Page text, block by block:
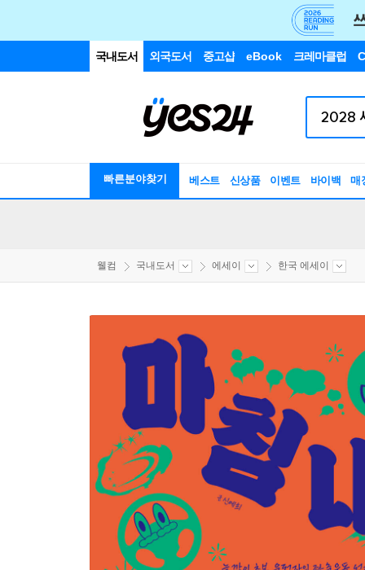
국내도서 외국도서 중고샵 eBook 크레마클럽
빠른분야찾기 베스트 신상품 이벤트 바이백 매
웰컴 국내도서 에세이 한국 에세이